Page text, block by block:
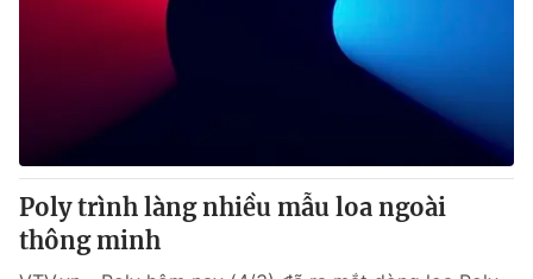
Poly trình làng nhiều mẫu loa ngoài
thông minh